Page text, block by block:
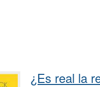
¿Es real la